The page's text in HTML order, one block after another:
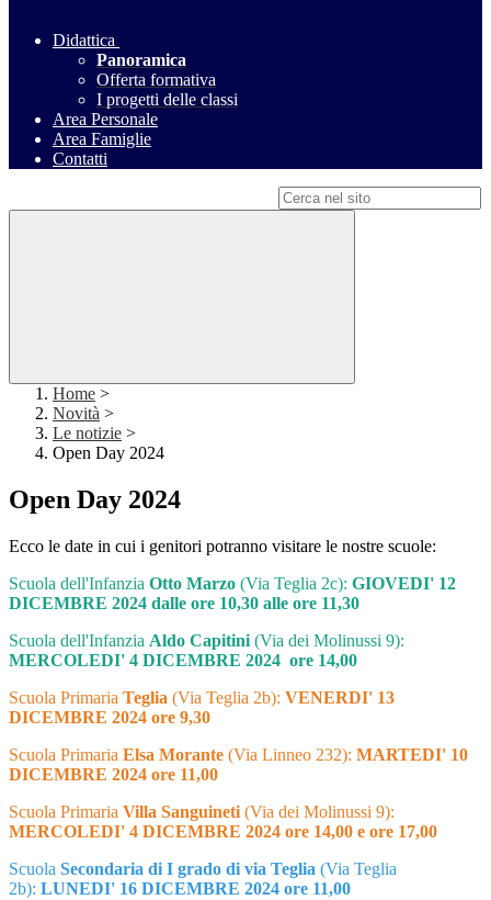
Didattica
Panoramica
Offerta formativa
I progetti delle classi
Area Personale
Area Famiglie
Contatti
Home >
Novità >
Le notizie >
Open Day 2024
Open Day 2024
Ecco le date in cui i genitori potranno visitare le nostre scuole:
Scuola dell'Infanzia Otto Marzo (Via Teglia 2c): GIOVEDI' 12
DICEMBRE 2024 dalle ore 10,30 alle ore 11,30
Scuola dell'Infanzia Aldo Capitini (Via dei Molinussi 9):
MERCOLEDI' 4 DICEMBRE 2024 ore 14,00
Scuola Primaria Teglia (Via Teglia 2b): VENERDI' 13
DICEMBRE 2024 ore 9,30
Scuola Primaria Elsa Morante (Via Linneo 232): MARTEDI' 10
DICEMBRE 2024 ore 11,00
Scuola Primaria Villa Sanguineti (Via dei Molinussi 9):
MERCOLEDI' 4 DICEMBRE 2024 ore 14,00 e ore 17,00
Scuola Secondaria di I grado di via Teglia (Via Teglia
2b): LUNEDI' 16 DICEMBRE 2024 ore 11,00